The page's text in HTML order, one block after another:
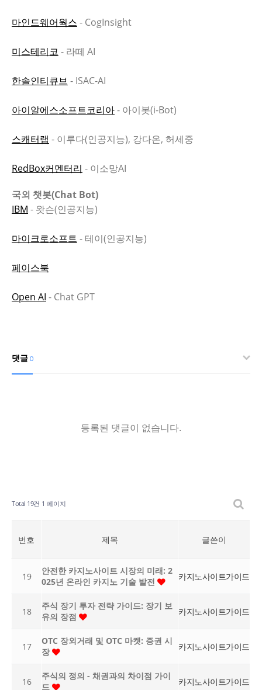
마인드웨어웍스 - CogInsight
미스테리코 - 라떼 AI
한솔인티큐브 - ISAC-AI
아이알에스소프트코리아- 아이봇(i-Bot)
스캐터랩 - 이루다(인공지능), 강다온, 허세중
RedBox커멘터리 - 이소망AI
국외 챗봇(Chat Bot)
IBM - 왓슨(인공지능)
마이크로소프트 - 테이(인공지능)
페이스북
Open AI - Chat GPT
댓글0
등록된 댓글이 없습니다.
Total 19건 1 페이지
번호 제목 글쓴이
19
안전한 카지노사이트 시장의 미래: 2
025년 온라인 카지노 기술 발전
카지노사이트가이드
18
주식 장기 투자 전략 가이드: 장기 보
유의 장점
카지노사이트가이드
17
OTC 장외거래 및 OTC 마켓: 증권 시
장
카지노사이트가이드
16
주식의 정의 - 채권과의 차이점 가이
드
카지노사이트가이드